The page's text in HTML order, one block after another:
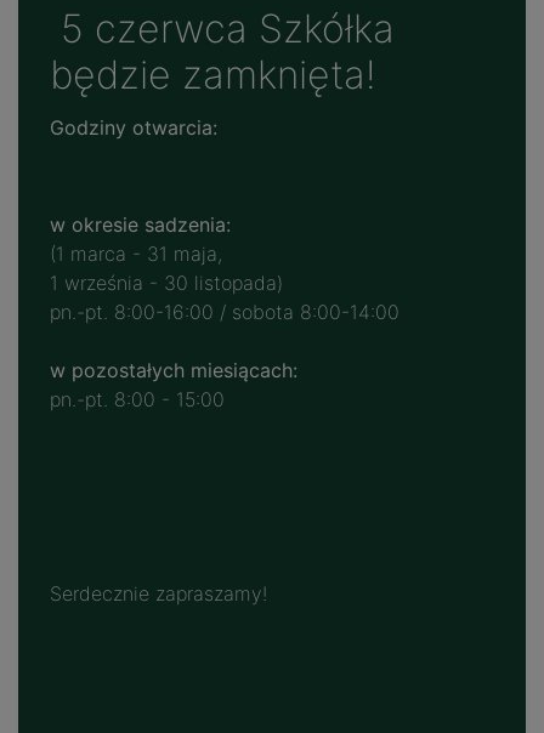
5 czerwca Szkółka
będzie zamknięta!
Godziny otwarcia:
w okresie sadzenia:
(1 marca - 31 maja,
1 września - 30 listopada)
pn.-pt. 8:00-16:00 / sobota 8:00-14:00
w pozostałych miesiącach:
pn.-pt. 8:00 - 15:00
Serdecznie zapraszamy!